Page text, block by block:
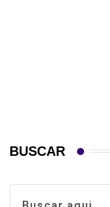
BUSCAR